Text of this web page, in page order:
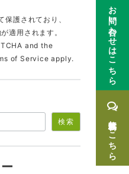
護されており、
が適用されます。
and the
of Service apply.
検索
お問い合わせはこちら
無料体験はこちら